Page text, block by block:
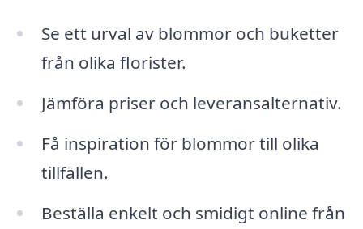
Se ett urval av blommor och buketter
från olika florister.
Jämföra priser och leveransalternativ.
Få inspiration för blommor till olika
tillfällen.
Beställa enkelt och smidigt online från